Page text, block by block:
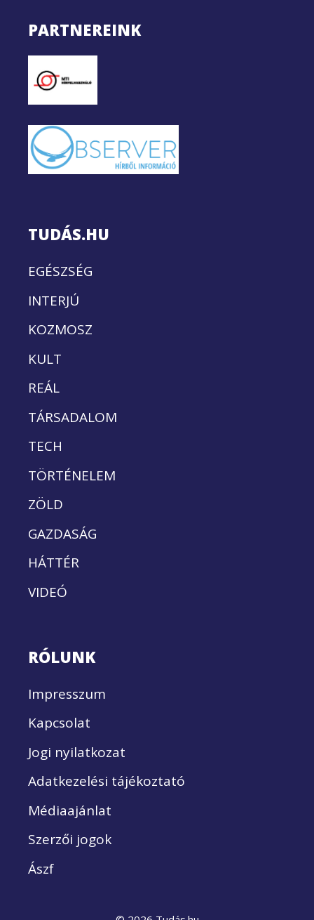
PARTNEREINK
TUDÁS.HU
EGÉSZSÉG
INTERJÚ
KOZMOSZ
KULT
REÁL
TÁRSADALOM
TECH
TÖRTÉNELEM
ZÖLD
GAZDASÁG
HÁTTÉR
VIDEÓ
RÓLUNK
Impresszum
Kapcsolat
Jogi nyilatkozat
Adatkezelési tájékoztató
Médiaajánlat
Szerzői jogok
Ászf